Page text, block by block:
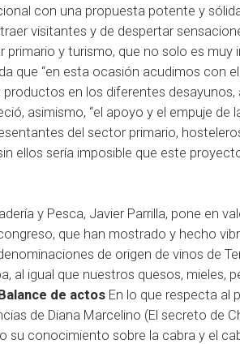
con una propuesta potente y
visitantes y de despertar
y turismo, que no solo es muy
que “en esta ocasión acudimos con
en los diferentes desayunos,
asimismo, “el apoyo y el empuje de
del sector primario,
ellos sería imposible que este
y Pesca, Javier Parrilla, pone en
que han mostrado y hecho
de origen de vinos de
al igual que nuestros quesos, mieles,
de actos En lo que respecta al
de Diana Marcelino (El secreto de
su conocimiento sobre la cabra y el